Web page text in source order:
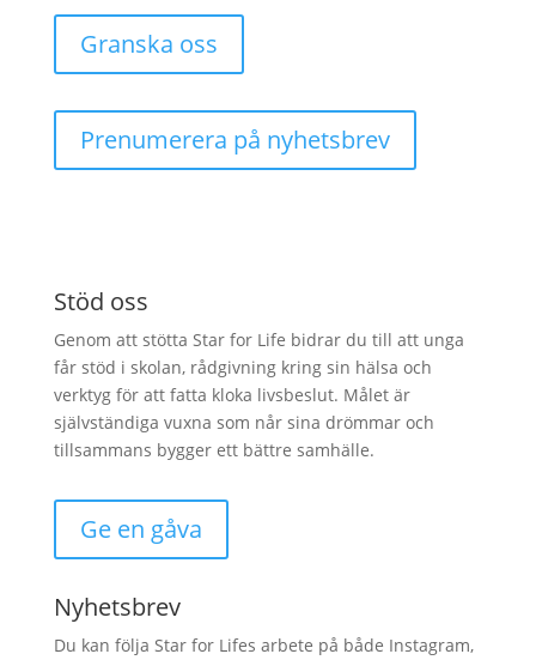
Granska oss
Prenumerera på nyhetsbrev
Stöd oss
Genom att stötta Star for Life bidrar du till att unga
får stöd i skolan, rådgivning kring sin hälsa och
verktyg för att fatta kloka livsbeslut. Målet är
självständiga vuxna som når sina drömmar och
tillsammans bygger ett bättre samhälle.
Ge en gåva
Nyhetsbrev
Du kan följa Star for Lifes arbete på både Instagram,